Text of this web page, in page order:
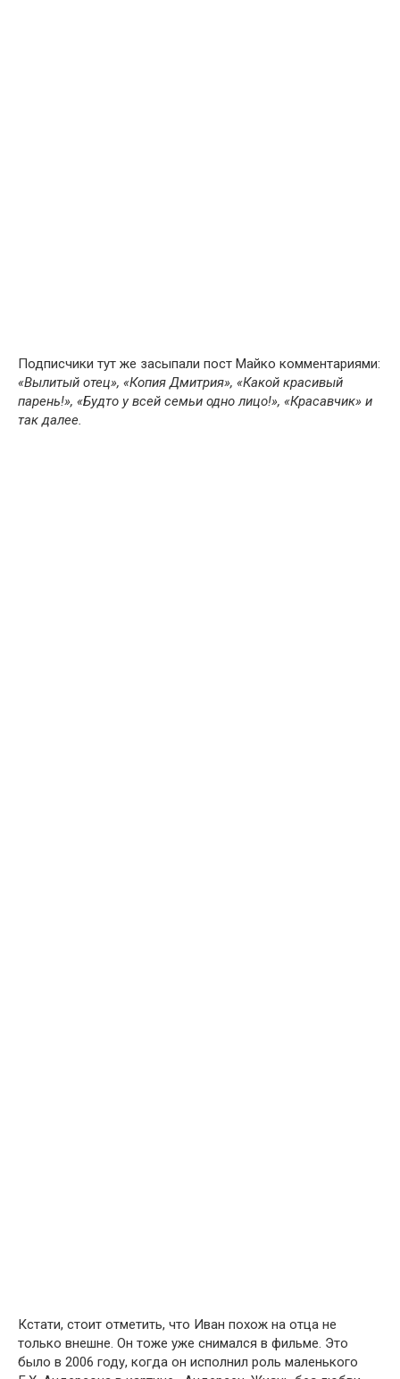
Подписчики тут же засыпали пост Майко комментариями:
«Вылитый отец», «Копия Дмитрия», «Какой красивый
парень!», «Будто у всей семьи одно лицо!», «Красавчик» и
так далее.
Кстати, стоит отметить, что Иван похож на отца не
только внешне. Он тоже уже снимался в фильме. Это
было в 2006 году, когда он исполнил роль маленького